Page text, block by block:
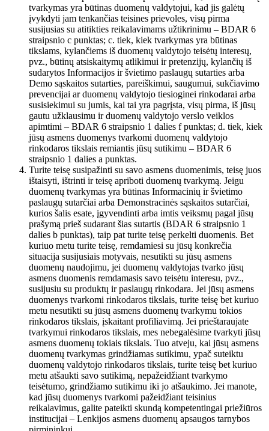
tvarkymas yra būtinas duomenų valdytojui, kad jis galėtų
įvykdyti jam tenkančias teisines prievoles, visų pirma
susijusias su atitikties reikalavimams užtikrinimu – BDAR 6
straipsnio c punktas; c. tiek, kiek tvarkymas yra būtinas
tikslams, kylančiems iš duomenų valdytojo teisėtų interesų,
pvz., būtinų atsiskaitymų atlikimui ir pretenzijų, kylančių iš
sudarytos Informacijos ir švietimo paslaugų sutarties arba
Demo sąskaitos sutarties, pareiškimui, saugumui, sukčiavimo
prevencijai ar duomenų valdytojo tiesioginei rinkodarai arba
susisiekimui su jumis, kai tai yra pagrįsta, visų pirma, iš jūsų
gautu užklausimu ir duomenų valdytojo verslo veiklos
apimtimi – BDAR 6 straipsnio 1 dalies f punktas; d. tiek, kiek
jūsų asmens duomenys tvarkomi duomenų valdytojo
rinkodaros tikslais remiantis jūsų sutikimu – BDAR 6
straipsnio 1 dalies a punktas.
Turite teisę susipažinti su savo asmens duomenimis, teisę juos
ištaisyti, ištrinti ir teisę apriboti duomenų tvarkymą. Jeigu
duomenų tvarkymas yra būtinas Informacinių ir švietimo
paslaugų sutarčiai arba Demonstracinės sąskaitos sutarčiai,
kurios šalis esate, įgyvendinti arba imtis veiksmų pagal jūsų
prašymą prieš sudarant šias sutartis (BDAR 6 straipsnio 1
dalies b punktas), taip pat turite teisę perkelti duomenis. Bet
kuriuo metu turite teisę, remdamiesi su jūsų konkrečia
situacija susijusiais motyvais, nesutikti su jūsų asmens
duomenų naudojimu, jei duomenų valdytojas tvarko jūsų
asmens duomenis remdamasis savo teisėtu interesu, pvz.,
susijusiu su produktų ir paslaugų rinkodara. Jei jūsų asmens
duomenys tvarkomi rinkodaros tikslais, turite teisę bet kuriuo
metu nesutikti su jūsų asmens duomenų tvarkymu tokios
rinkodaros tikslais, įskaitant profiliavimą. Jei prieštaraujate
tvarkymui rinkodaros tikslais, mes nebegalėsime tvarkyti jūsų
asmens duomenų tokiais tikslais. Tuo atveju, kai jūsų asmens
duomenų tvarkymas grindžiamas sutikimu, ypač suteiktu
duomenų valdytojo rinkodaros tikslais, turite teisę bet kuriuo
metu atšaukti savo sutikimą, nepažeidžiant tvarkymo
teisėtumo, grindžiamo sutikimu iki jo atšaukimo. Jei manote,
kad jūsų duomenys tvarkomi pažeidžiant teisinius
reikalavimus, galite pateikti skundą kompetentingai priežiūros
institucijai – Lenkijos asmens duomenų apsaugos tarnybos